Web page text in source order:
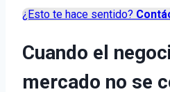
¿Esto te hace sentido?
Cuando el
mercado no se